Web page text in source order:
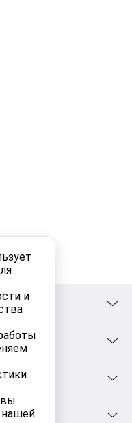
и
вы
нашей